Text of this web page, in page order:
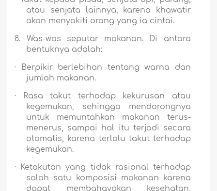
atau senjata lainnya, karena khawatir
akan menyakiti orang yang ia cintai.
8. Was-was seputar makanan. Di antara
bentuknya adalah:
·
Berpikir berlebihan tentang warna dan
jumlah makanan.
·
Rasa takut terhadap kekurusan atau
kegemukan, sehingga mendorongnya
untuk memuntahkan makanan terus-
menerus, sampai hal itu terjadi secara
otomatis, karena terlalu takut terhadap
kegemukan.
·
Ketakutan yang tidak rasional terhadap
salah satu komposisi makanan karena
dapat membahayakan kesehatan,